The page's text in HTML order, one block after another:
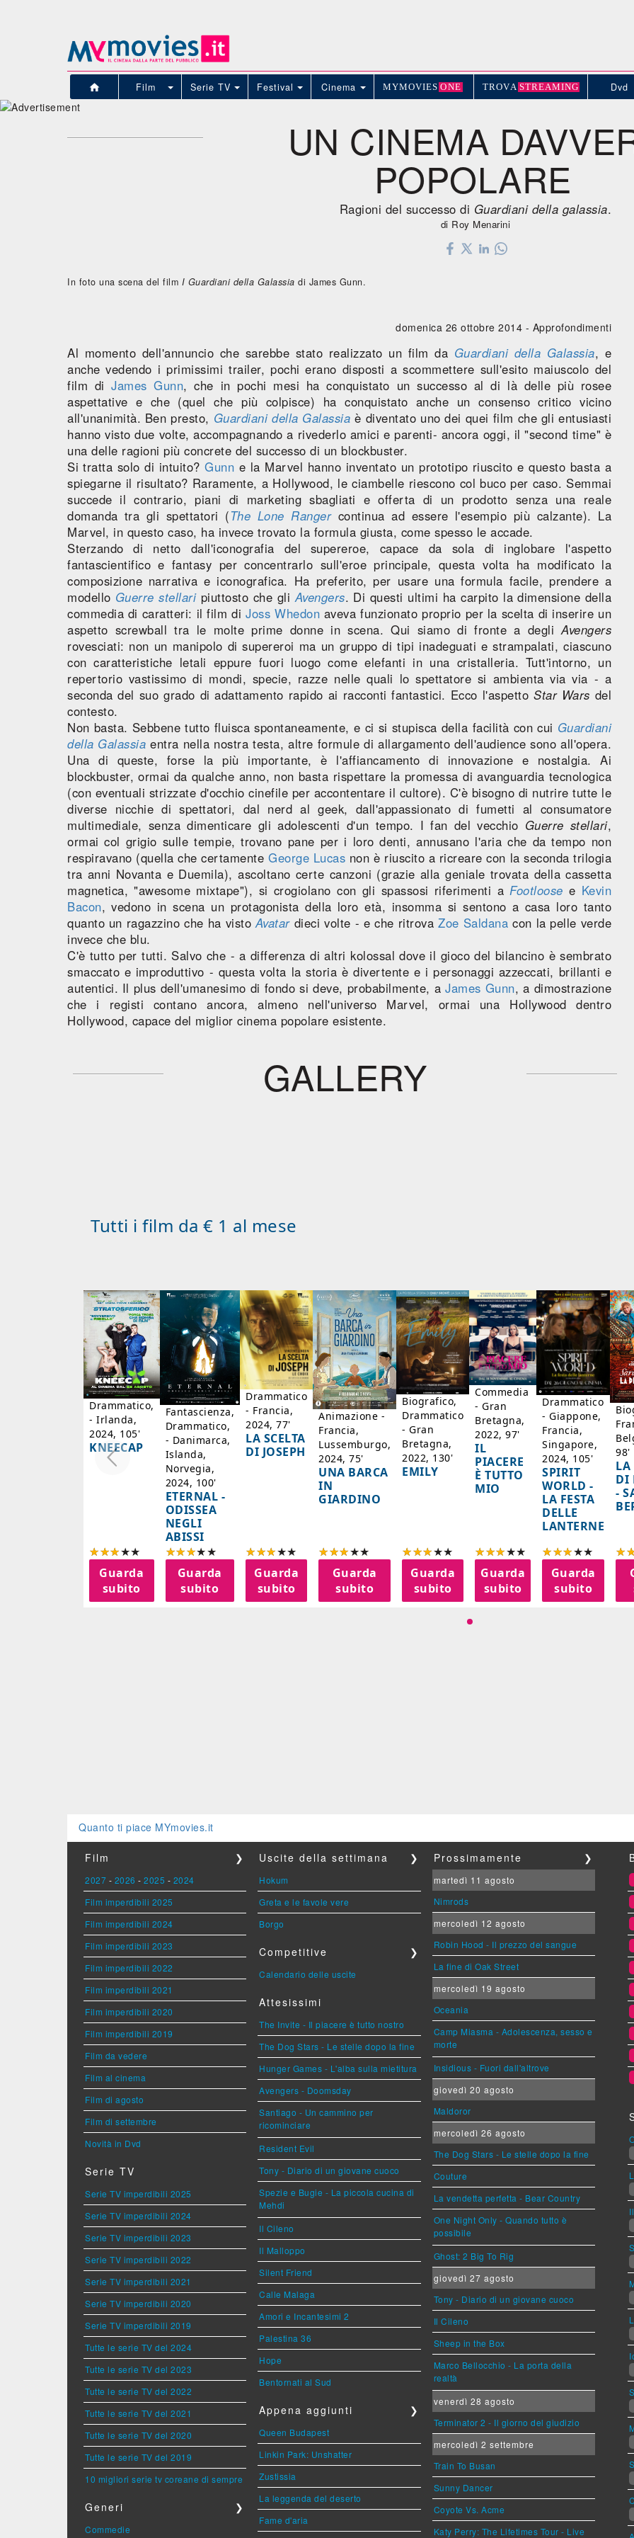
Film Serie TV Festival Cinema MYMOVIES ONE TROVA STREAMING Dvd
UN CINEMA
POPOLARE
Ragioni del successo di Guardiani della galassia.
di Roy Menarini
In foto una scena del film I Guardiani della Galassia di James Gunn.
domenica 26 ottobre 2014 - Approfondimenti
Al momento dell'annuncio che sarebbe stato realizzato un film da Guardiani della Galassia, e
anche vedendo i primissimi trailer, pochi erano disposti a scommettere sull'esito maiuscolo del
film diJames Gunn, che in pochi mesi ha conquistato un successo al di là delle più rosee
aspettative e che (quel che più colpisce) ha conquistato anche un consenso critico vicino
all'unanimità. Ben presto, Guardiani della Galassia è diventato uno dei quei film che gli entusiasti
hanno visto due volte, accompagnando a rivederlo amici e parenti- ancora oggi, il "second time" è
una delle ragioni più concrete del successo di un blockbuster.
Si tratta solo di intuito?Gunn e la Marvel hanno inventato un prototipo riuscito e questo basta a
spiegarne il risultato? Raramente, a Hollywood, le ciambelle riescono col buco per caso. Semmai
succede il contrario, piani di marketing sbagliati e offerta di un prodotto senza una reale
domanda tra gli spettatori (The Lone Rangercontinua ad essere l'esempio più calzante). La
Marvel, in questo caso, ha invece trovato la formula giusta, come spesso le accade.
Sterzando di netto dall'iconografia del supereroe, capace da sola di inglobare l'aspetto
fantascientifico e fantasy per concentrarlo sull'eroe principale, questa volta ha modificato la
composizione narrativa e iconografica. Ha preferito, per usare una formula facile, prendere a
modello Guerre stellaripiuttosto che gli Avengers. Di questi ultimi ha carpito la dimensione della
commedia di caratteri: il film diJoss Whedon aveva funzionato proprio per la scelta di inserire un
aspetto screwball tra le molte prime donne in scena. Qui siamo di fronte a degliAvengers
rovesciati: non un manipolo di supereroi ma un gruppo di tipi inadeguati e strampalati, ciascuno
con caratteristiche letali eppure fuori luogo come elefanti in una cristalleria. Tutt'intorno, un
repertorio vastissimo di mondi, specie, razze nelle quali lo spettatore si ambienta via via - a
seconda del suo grado di adattamento rapido ai racconti fantastici. Ecco l'aspettoStar Wars del
contesto.
Non basta. Sebbene tutto fluisca spontaneamente, e ci si stupisca della facilità con cui Guardiani
della Galassia entra nella nostra testa, altre formule di allargamento dell'audience sono all'opera.
Una di queste, forse la più importante, è l'affiancamento di innovazione e nostalgia. Ai
blockbuster, ormai da qualche anno, non basta rispettare la promessa di avanguardia tecnologica
(con eventuali strizzate d'occhio cinefile per accontentare il cultore). C'è bisogno di nutrire tutte le
diverse nicchie di spettatori, dal nerd al geek, dall'appassionato di fumetti al consumatore
multimediale, senza dimenticare gli adolescenti d'un tempo. I fan del vecchio Guerre stellari,
ormai col grigio sulle tempie, trovano pane per i loro denti, annusano l'aria che da tempo non
respiravano (quella che certamenteGeorge Lucas non è riuscito a ricreare con la seconda trilogia
tra anni Novanta e Duemila), ascoltano certe canzoni (grazie alla geniale trovata della cassetta
magnetica, "awesome mixtape"), si crogiolano con gli spassosi riferimenti a Footloose e Kevin
Bacon, vedono in scena un protagonista della loro età, insomma si sentono a casa loro tanto
quanto un ragazzino che ha visto Avatardieci volte - e che ritrovaZoe Saldana con la pelle verde
invece che blu.
C'è tutto per tutti. Salvo che - a differenza di altri kolossal dove il gioco del bilancino è sembrato
smaccato e improduttivo - questa volta la storia è divertente e i personaggi azzeccati, brillanti e
autentici. Il plus dell'umanesimo di fondo si deve, probabilmente, aJames Gunn, a dimostrazione
che i registi contano ancora, almeno nell'universo Marvel, ormai una Hollywood dentro
Hollywood, capace del miglior cinema popolare esistente.
GALLERY
Tutti i film da € 1 al mese
Drammatico,
- Irlanda,
2024, 105'
KNEECAP
Guarda
subito
Fantascienza,
Drammatico,
- Danimarca,
Islanda,
Norvegia,
2024, 100'
ETERNAL -
ODISSEA
NEGLI
ABISSI
Guarda
subito
Drammatico
- Francia,
2024, 77'
LA SCELTA
DI JOSEPH
Guarda
subito
Animazione -
Francia,
Lussemburgo,
2024, 75'
UNA BARCA
IN
GIARDINO
Guarda
subito
Biografico,
Drammatico
- Gran
Bretagna,
2022, 130'
EMILY
Guarda
subito
Commedia
- Gran
Bretagna,
2022, 97'
IL
PIACERE
È TUTTO
MIO
Guarda
subito
Drammatico
- Giappone,
Francia,
Singapore,
2024, 105'
SPIRIT
WORLD -
LA FESTA
DELLE
LANTERNE
Guarda
subito
98'
DI
-
Quanto ti piace MYmovies.it
Film ❯
2027 - 2026 - 2025 - 2024
Film imperdibili 2025
Film imperdibili 2024
Film imperdibili 2023
Film imperdibili 2022
Film imperdibili 2021
Film imperdibili 2020
Film imperdibili 2019
Film da vedere
Film al cinema
Film di agosto
Film di settembre
Novità in Dvd
Serie TV
Serie TV imperdibili 2025
Serie TV imperdibili 2024
Serie TV imperdibili 2023
Serie TV imperdibili 2022
Serie TV imperdibili 2021
Serie TV imperdibili 2020
Serie TV imperdibili 2019
Tutte le serie TV del 2024
Tutte le serie TV del 2023
Tutte le serie TV del 2022
Tutte le serie TV del 2021
Tutte le serie TV del 2020
Tutte le serie TV del 2019
10 migliori serie tv coreane di sempre
Generi ❯
Commedie
Uscite della settimana ❯
Hokum
Greta e le favole vere
Borgo
Competitive ❯
Calendario delle uscite
Attesissimi
The Invite - Il piacere è tutto nostro
The Dog Stars - Le stelle dopo la fine
Hunger Games - L'alba sulla mietitura
Avengers - Doomsday
Santiago - Un cammino per
ricominciare
Resident Evil
Tony - Diario di un giovane cuoco
Spezie e Bugie - La piccola cucina di
Mehdi
Il Cileno
Il Malloppo
Silent Friend
Calle Malaga
Amori e Incantesimi 2
Palestina 36
Hope
Bentornati al Sud
Appena aggiunti ❯
Queen Budapest
Linkin Park: Unshatter
Zustissia
La leggenda del deserto
Fame d'aria
Prossimamente ❯
martedì 11 agosto
Nimrods
mercoledì 12 agosto
Robin Hood - Il prezzo del sangue
La fine di Oak Street
mercoledì 19 agosto
Oceania
Camp Miasma - Adolescenza, sesso e
morte
Insidious - Fuori dall'altrove
giovedì 20 agosto
Maldoror
mercoledì 26 agosto
The Dog Stars - Le stelle dopo la fine
Couture
La vendetta perfetta - Bear Country
One Night Only - Quando tutto è
possibile
Ghost: 2 Big To Rig
giovedì 27 agosto
Tony - Diario di un giovane cuoco
Il Cileno
Sheep in the Box
Marco Bellocchio - La porta della
realtà
venerdì 28 agosto
Terminator 2 - Il giorno del giudizio
mercoledì 2 settembre
Train To Busan
Sunny Dancer
Coyote Vs. Acme
Katy Perry: The Lifetimes Tour - Live